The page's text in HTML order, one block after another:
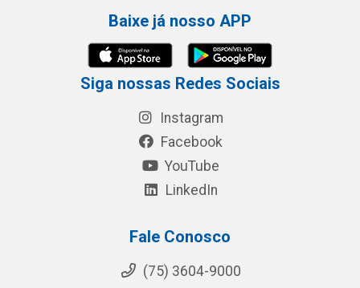
Baixe já nosso APP
Siga nossas Redes Sociais
Instagram
Facebook
YouTube
LinkedIn
Fale Conosco
(75) 3604-9000